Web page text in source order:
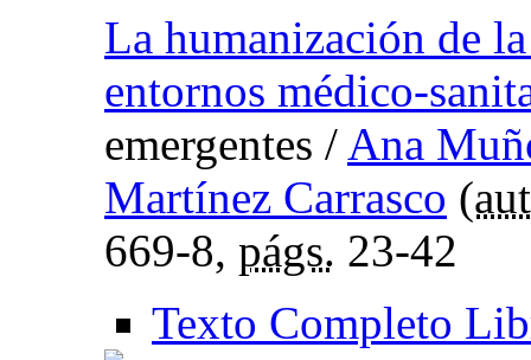
La humanización de
entornos médico-
emergentes / Ana
Martínez Carrasco (
669-8, págs. 23-42
Texto Completo